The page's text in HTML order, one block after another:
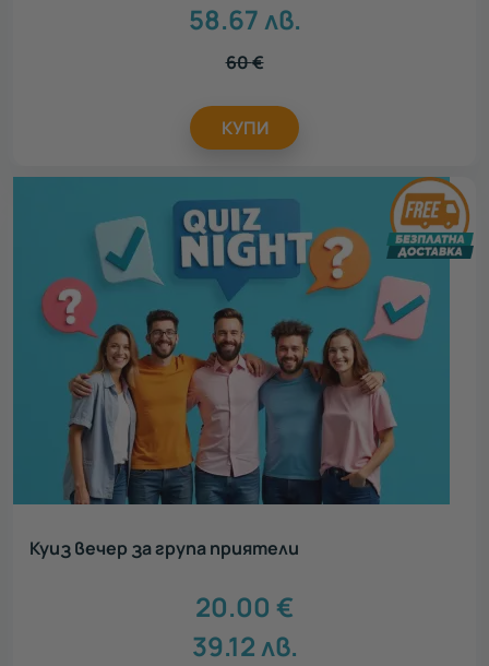
58.67лв.
60€
КУПИ
Куиз вечер за група приятели
20.00 €
39.12лв.